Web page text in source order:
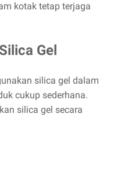
kotak tetap terjaga
Gel
silica gel dalam
cukup sederhana.
silica gel secara